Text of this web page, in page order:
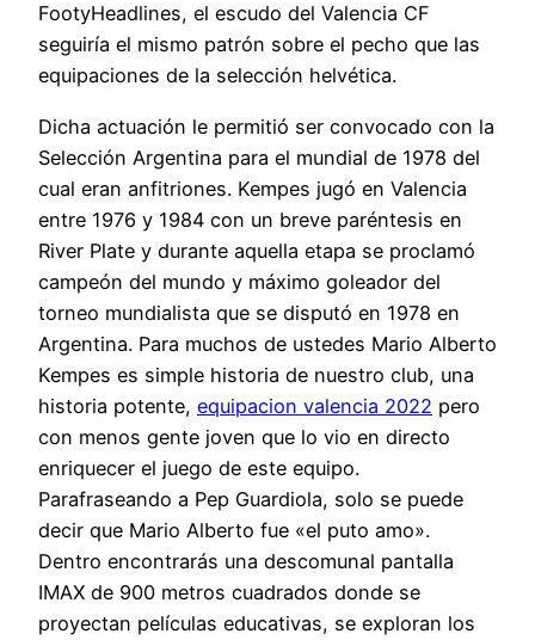
FootyHeadlines, el escudo del Valencia CF
seguiría el mismo patrón sobre el pecho que las
equipaciones de la selección helvética.
Dicha actuación le permitió ser convocado con la
Selección Argentina para el mundial de 1978 del
cual eran anfitriones. Kempes jugó en Valencia
entre 1976 y 1984 con un breve paréntesis en
River Plate y durante aquella etapa se proclamó
campeón del mundo y máximo goleador del
torneo mundialista que se disputó en 1978 en
Argentina. Para muchos de ustedes Mario Alberto
Kempes es simple historia de nuestro club, una
historia potente, equipacion valencia 2022 pero
con menos gente joven que lo vio en directo
enriquecer el juego de este equipo.
Parafraseando a Pep Guardiola, solo se puede
decir que Mario Alberto fue «el puto amo».
Dentro encontrarás una descomunal pantalla
IMAX de 900 metros cuadrados donde se
proyectan películas educativas, se exploran los